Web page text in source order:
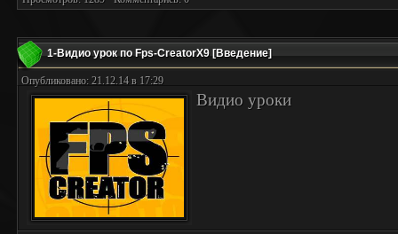
1-Видио урок пo Fps-CreatorX9 [Введение]
Опубликовано: 21.12.14 в 17:29
Видио уроки